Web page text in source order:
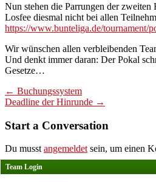
Nun stehen die Parrungen der
Losfee diesmal nicht bei allen
https://www.bunteliga.de/tournament/
Wir wünschen allen verbleibenden
Und denkt immer daran: Der Pokal
Gesetze…
Post
navigation
← Buchungssystem
Deadline der Hinrunde →
Start a Conversation
Du musst angemeldet sein, um einen
Team Login